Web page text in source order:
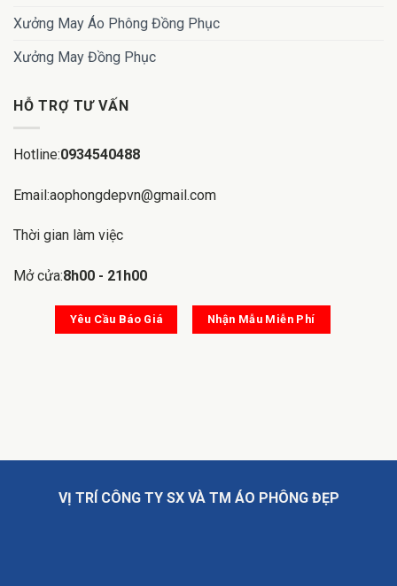
Xưởng May Áo Phông Đồng Phục
Xưởng May Đồng Phục
HỖ TRỢ TƯ VẤN
Hotline:0934540488
Email:aophongdepvn@gmail.com
Thời gian làm việc
Mở cửa:8h00 - 21h00
Yêu Cầu Báo Giá Nhận Mẫu Miễn Phí
VỊ TRÍ CÔNG TY SX VÀ TM ÁO PHÔNG ĐẸP